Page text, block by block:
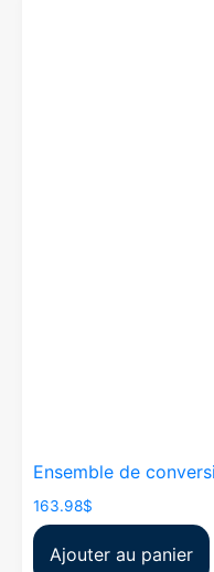
Ensemble de
163.98$
Ajouter au panier